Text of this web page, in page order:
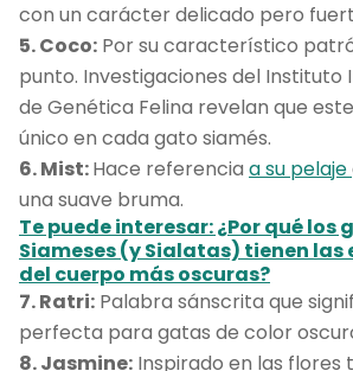
con un carácter delicado pero
5. Coco: Por su característico
punto. Investigaciones del Instituto
de Genética Felina revelan que
único en cada gato siamés.
6. Mist:Hace referencia a su pelaje
una suave bruma.
Te puede interesar: ¿Por qué los
Siameses (y Sialatas) tienen
del cuerpo más oscuras?
7. Ratri: Palabra sánscrita que
perfecta para gatas de color
8. Jasmine: Inspirado en las flores